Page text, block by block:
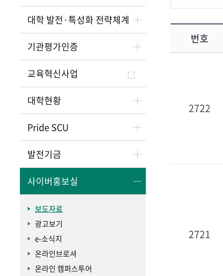
대학 발전·특성화 전략체계
기관평가인증
교육혁신사업
대학현황
Pride SCU
발전기금
사이버홍보실
보도자료
광고보기
e-소식지
온라인브로셔
온라인 캠퍼스투어
번호
2722
2721